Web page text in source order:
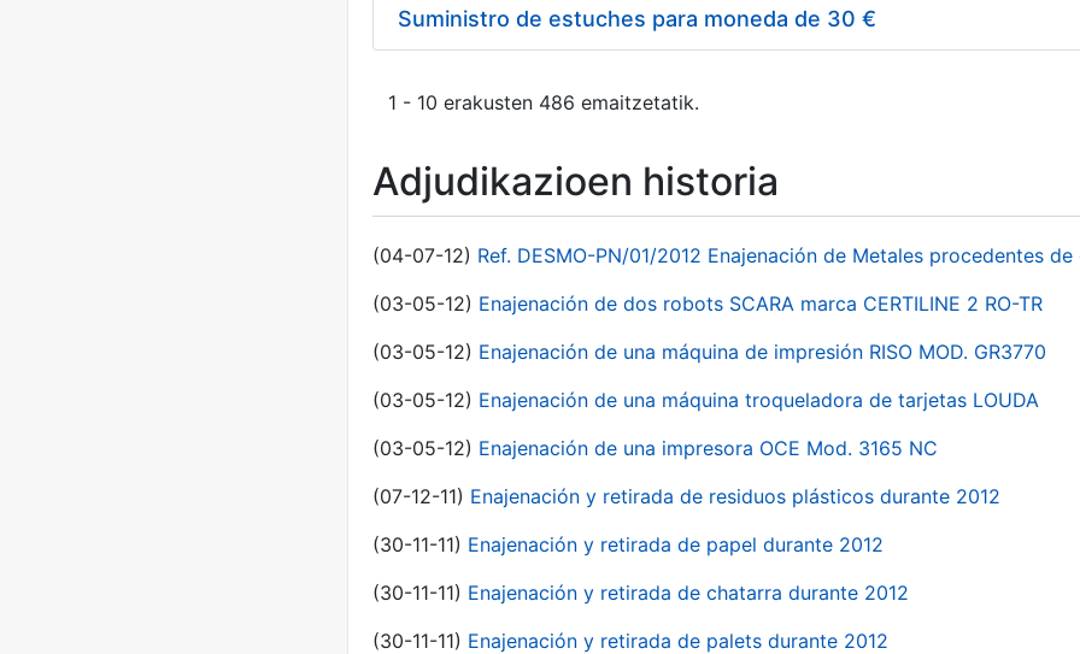
Suministro de estuches para moneda de 30 €
1 - 10 erakusten 486 emaitzetatik.
Adjudikazioen historia
(04-07-12) Ref. DESMO-PN/01/2012 Enajenación de Metales procedentes
(03-05-12) Enajenación de dos robots SCARA marca CERTILINE 2 RO-TR
(03-05-12) Enajenación de una máquina de impresión RISO MOD. GR3770
(03-05-12) Enajenación de una máquina troqueladora de tarjetas LOUDA
(03-05-12) Enajenación de una impresora OCE Mod. 3165 NC
(07-12-11) Enajenación y retirada de residuos plásticos durante 2012
(30-11-11) Enajenación y retirada de papel durante 2012
(30-11-11) Enajenación y retirada de chatarra durante 2012
(30-11-11) Enajenación y retirada de palets durante 2012